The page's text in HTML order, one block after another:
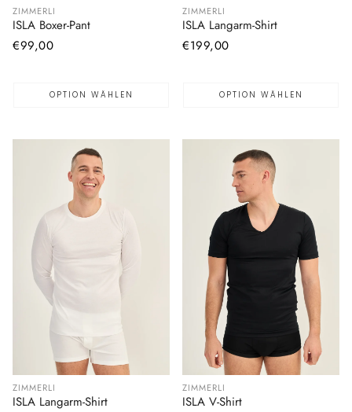
ZIMMERLI
ISLA Boxer-Pant
Normaler
€99,00
OPTION WÄHLEN
ZIMMERLI
ISLA Langarm-Shirt
Normaler
€199,00
OPTION WÄHLEN
ZIMMERLI
ISLA Langarm-Shirt
ZIMMERLI
ISLA V-Shirt